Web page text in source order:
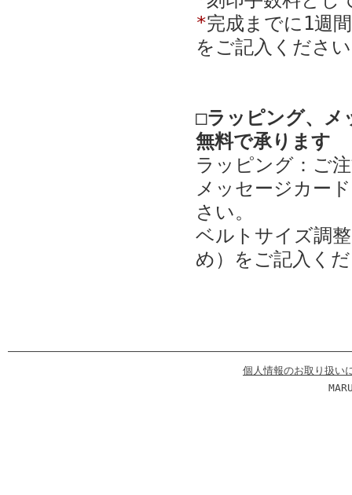
*完成までに1週
をご記入くださ
□ラッピング、メ
無料で承ります
ラッピング：ご
メッセージカー
さい。
ベルトサイズ調
め）をご記入く
個人情報のお取り扱い